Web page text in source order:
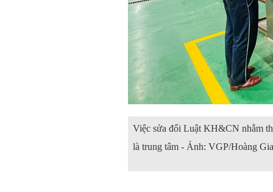
Việc sửa đổi Luật KH&CN nhằm
là trung tâm - Ảnh: VGP/Hoàng